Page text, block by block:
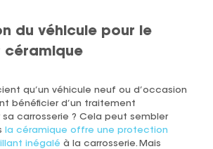
du véhicule pour le
céramique
qu’un véhicule neuf ou d’occasion
bénéficier d’un traitement
carrosserie ? Cela peut sembler
la céramique offre une protection
inégalé à la carrosserie. Mais